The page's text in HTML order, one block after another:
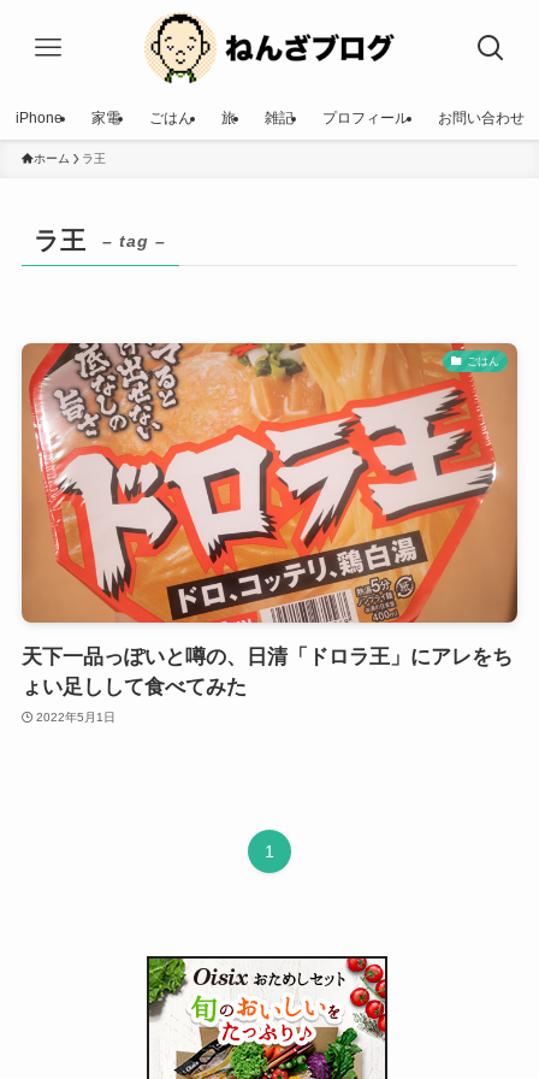
iPhone 家電 ごはん 旅 雑記 プロフィール お問い合わせ
ホーム ラ王
ラ王 – tag –
ごはん
天下一品っぽいと噂の、日清「ドロラ王」にアレをち
ょい足しして食べてみた
2022年5月1日
1